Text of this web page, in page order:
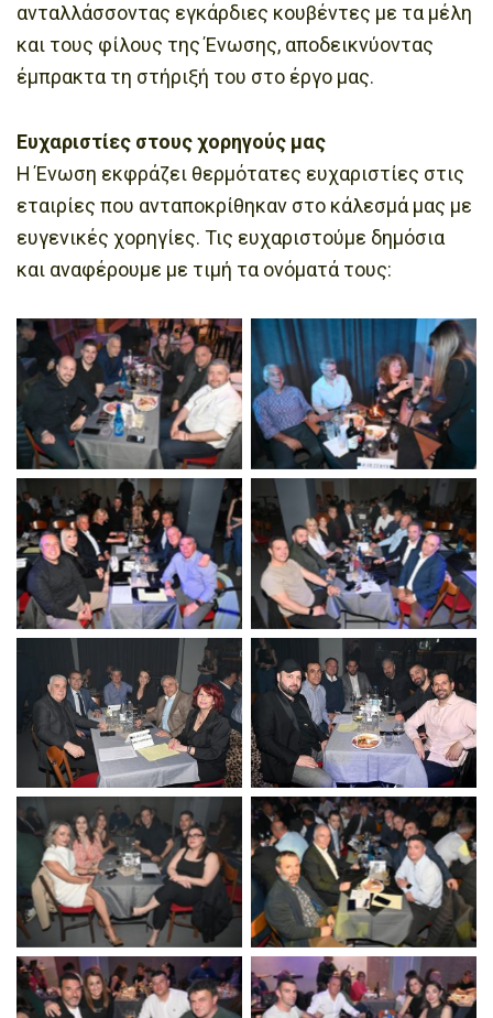
ανταλλάσσοντας εγκάρδιες κουβέντες με τα μέλη
και τους φίλους της Ένωσης, αποδεικνύοντας
έμπρακτα τη στήριξή του στο έργο μας.
Ευχαριστίες στους χορηγούς μας
Η Ένωση εκφράζει θερμότατες ευχαριστίες στις
εταιρίες που ανταποκρίθηκαν στο κάλεσμά μας με
ευγενικές χορηγίες. Τις ευχαριστούμε δημόσια
και αναφέρουμε με τιμή τα ονόματά τους: